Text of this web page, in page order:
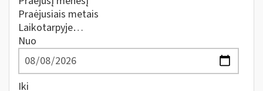
Praėjusiais metais
Laikotarpyje…
Nuo
Iki